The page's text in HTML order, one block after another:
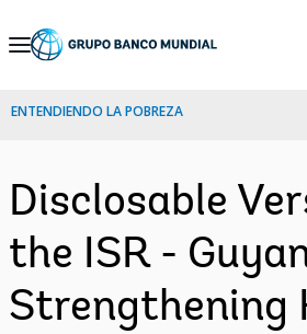
Skip
Navigation
ENTENDIENDO LA POBREZA
Disclosable
the ISR -
Strengthening